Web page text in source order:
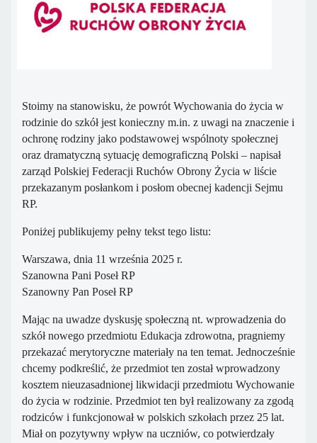
Stoimy na stanowisku, że powrót Wychowania do życia w
rodzinie do szkół jest konieczny m.in. z uwagi na znaczenie i
ochronę rodziny jako podstawowej wspólnoty społecznej
oraz dramatyczną sytuację demograficzną Polski – napisał
zarząd Polskiej Federacji Ruchów Obrony Życia w liście
przekazanym posłankom i posłom obecnej kadencji Sejmu
RP.
Poniżej publikujemy pełny tekst tego listu:
Warszawa, dnia 11 września 2025 r.
Szanowna Pani Poseł RP
Szanowny Pan Poseł RP
Mając na uwadze dyskusję społeczną nt. wprowadzenia do
szkół nowego przedmiotu Edukacja zdrowotna, pragniemy
przekazać merytoryczne materiały na ten temat. Jednocześnie
chcemy podkreślić, że przedmiot ten został wprowadzony
kosztem nieuzasadnionej likwidacji przedmiotu Wychowanie
do życia w rodzinie. Przedmiot ten był realizowany za zgodą
rodziców i funkcjonował w polskich szkołach przez 25 lat.
Miał on pozytywny wpływ na uczniów, co potwierdzały